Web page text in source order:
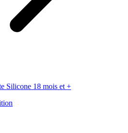
Silicone 18 mois et +